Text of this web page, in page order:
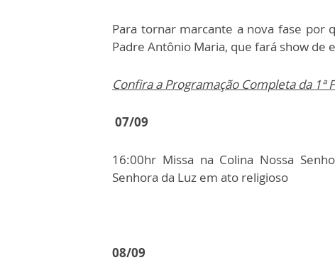
Para tornar marcante a nova fase por
Padre Antônio Maria, que fará show
Confira a Programação Completa da 1ª
07/09
16:00hr Missa na Colina Nossa
Senhora da Luz em ato religioso
08/09